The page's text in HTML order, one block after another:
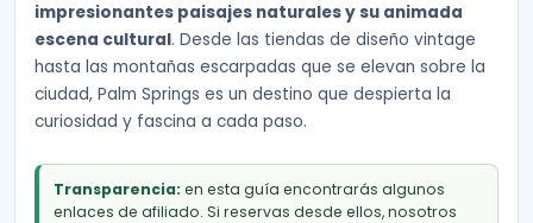
impresionantes paisajes naturales y su animada
escena cultural. Desde las tiendas de diseño vintage
hasta las montañas escarpadas que se elevan sobre la
ciudad, Palm Springs es un destino que despierta la
curiosidad y fascina a cada paso.
Transparencia: en esta guía encontrarás algunos
enlaces de afiliado. Si reservas desde ellos, nosotros